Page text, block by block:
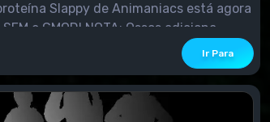
Slappy de Animaniacs está agora
e GMOD! NOTA: Ossos adiciona...
Ir Para